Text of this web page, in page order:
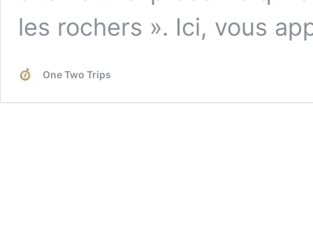
les rochers ». Ici, vous
One Two Trips